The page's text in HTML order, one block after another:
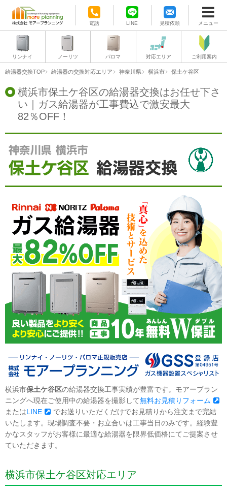
電話 LINE 見積依頼 メニュー
リンナイ ノーリツ パロマ 対応エリア ご利用案内
給湯器交換TOP 給湯器の交換対応エリア 神奈川県 横浜市 保土ケ谷区
横浜市保土ケ谷区の給湯器交換はお任せ下さ
い｜ガス給湯器が工事費込で激安最大
82％OFF！
横浜市保土ケ谷区の給湯器交換工事実績が豊富です。モアープラン
ニングへ現在ご使用中の給湯器を撮影して無料お見積りフォーム
またはLINE
でお送りいただくだけでお見積りから注文まで完結
いたします。現場調査不要・お立合いは工事当日のみです。経験豊
かなスタッフがお客様に最適な給湯器を限界低価格にてご提案させ
ていただきます。
横浜市保土ケ谷区対応エリア